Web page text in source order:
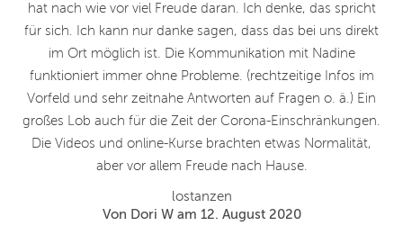
hat nach wie vor viel Freude daran. Ich denke, das spricht
für sich. Ich kann nur danke sagen, dass das bei uns direkt
im Ort möglich ist. Die Kommunikation mit Nadine
funktioniert immer ohne Probleme. (rechtzeitige Infos im
Vorfeld und sehr zeitnahe Antworten auf Fragen o. ä.) Ein
großes Lob auch für die Zeit der Corona-Einschränkungen.
Die Videos und online-Kurse brachten etwas Normalität,
aber vor allem Freude nach Hause.
lostanzen
Von Dori W am 12. August 2020